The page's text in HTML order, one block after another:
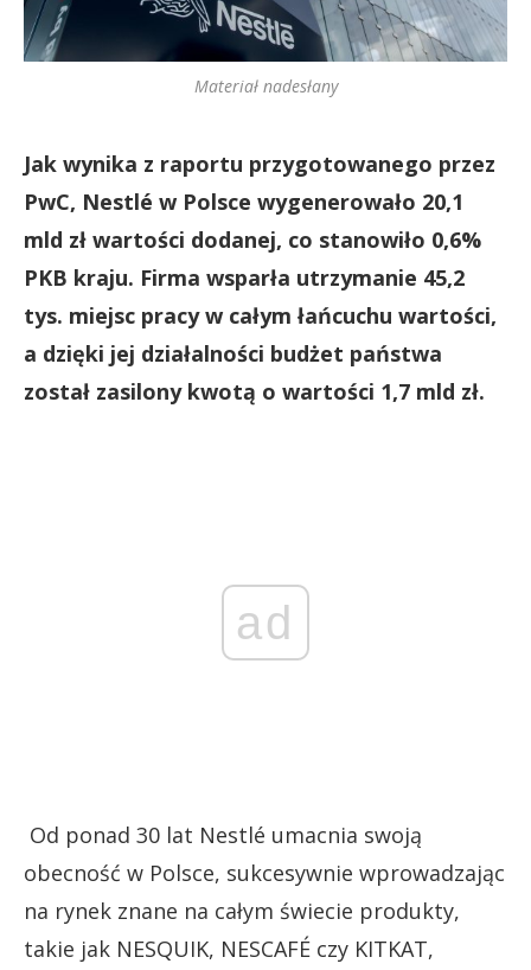
Materiał nadesłany
Jak wynika z raportu przygotowanego przez
PwC, Nestlé w Polsce wygenerowało 20,1
mld zł wartości dodanej, co stanowiło 0,6%
PKB kraju. Firma wsparła utrzymanie 45,2
tys. miejsc pracy w całym łańcuchu wartości,
a dzięki jej działalności budżet państwa
został zasilony kwotą o wartości 1,7 mld zł.
ad
Od ponad 30 lat Nestlé umacnia swoją
obecność w Polsce, sukcesywnie wprowadzając
na rynek znane na całym świecie produkty,
takie jak NESQUIK, NESCAFÉ czy KITKAT,